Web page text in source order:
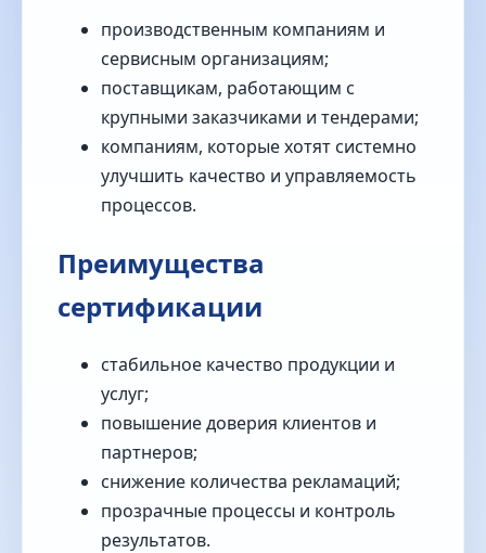
производственным компаниям и
сервисным организациям;
поставщикам, работающим с
крупными заказчиками и тендерами;
компаниям, которые хотят системно
улучшить качество и управляемость
процессов.
Преимущества
сертификации
стабильное качество продукции и
услуг;
повышение доверия клиентов и
партнеров;
снижение количества рекламаций;
прозрачные процессы и контроль
результатов.